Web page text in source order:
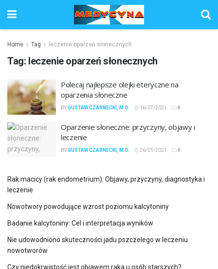
Home Tag leczenie oparzeń słonecznych
Tag: leczenie oparzeń słonecznych
Polecaj najlepsze olejki eteryczne na
oparzenia słoneczne
BYGUSTAW CZARNECKI, M.D. 16/07/2021 0
Oparzenie słoneczne: przyczyny, objawy i
leczenie
BYGUSTAW CZARNECKI, M.D. 26/01/2021 0
Rak macicy (rak endometrium): Objawy, przyczyny, diagnostyka i
leczenie
Nowotwory powodujące wzrost poziomu kalcytoniny
Badanie kalcytoniny: Cel i interpretacja wyników
Nie udowodniono skuteczności jadu pszczelego w leczeniu
nowotworów
Czy niedokrwistość jest objawem raka u osób starszych?